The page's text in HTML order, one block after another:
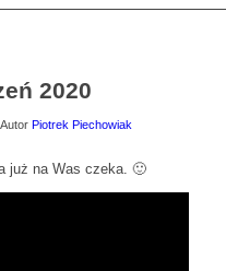
2020
Autor Piotrek Piechowiak
już na Was czeka. 🙂